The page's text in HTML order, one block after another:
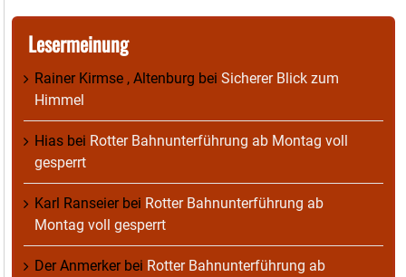
Lesermeinung
Rainer Kirmse , Altenburg bei Sicherer Blick zum
Himmel
Hias bei Rotter Bahnunterführung ab Montag voll
gesperrt
Karl Ranseierbei Rotter Bahnunterführung ab
Montag voll gesperrt
Der Anmerkerbei Rotter Bahnunterführung ab